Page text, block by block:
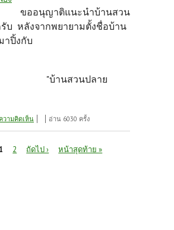
ขออนุญาติแนะนำบ้านสวน
รับ หลังจากพยายามตั้งชื่อบ้าน
นมาปิ้งกับ
สวนปลาย
เปิดตัวบ้านสวนของเรา
วามคิดเห็น อ่าน 6030 ครั้ง
2 ถัดไป › หน้าสุดท้าย »